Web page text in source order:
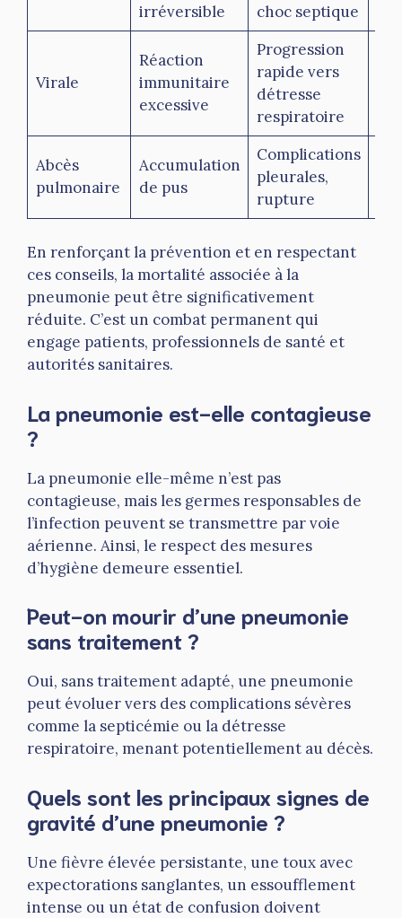
irréversible
choc septique
Virale
Réaction
immunitaire
excessive
Progression
rapide vers
détresse
respiratoire
Abcès
pulmonaire
Accumulation
de pus
Complications
pleurales,
rupture
En renforçant la prévention et en respectant
ces conseils, la mortalité associée à la
pneumonie peut être significativement
réduite. C’est un combat permanent qui
engage patients, professionnels de santé et
autorités sanitaires.
La pneumonie est-elle contagieuse
?
La pneumonie elle-même n’est pas
contagieuse, mais les germes responsables de
l’infection peuvent se transmettre par voie
aérienne. Ainsi, le respect des mesures
d’hygiène demeure essentiel.
Peut-on mourir d’une pneumonie
sans traitement ?
Oui, sans traitement adapté, une pneumonie
peut évoluer vers des complications sévères
comme la septicémie ou la détresse
respiratoire, menant potentiellement au décès.
Quels sont les principaux signes de
gravité d’une pneumonie ?
Une fièvre élevée persistante, une toux avec
expectorations sanglantes, un essoufflement
intense ou un état de confusion doivent